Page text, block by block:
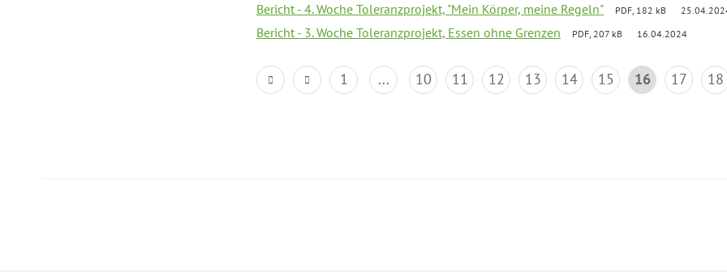
Bericht - 4. Woche Toleranzprojekt, "Mein Körper, meine Regeln" PDF, 182 kB
Bericht - 3. Woche Toleranzprojekt, Essen ohne Grenzen PDF, 207 kB 16.04.2024
1 ... 10 11 12 13 14 15 16 17 18